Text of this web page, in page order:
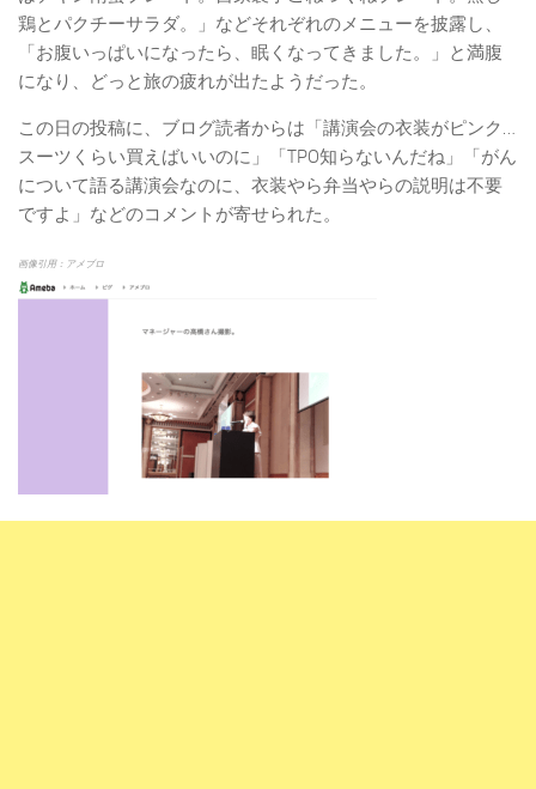
鶏とパクチーサラダ。」などそれぞれのメニューを披露し、
「お腹いっぱいになったら、眠くなってきました。」と満腹
になり、どっと旅の疲れが出たようだった。
この日の投稿に、ブログ読者からは「講演会の衣装がピンク…
スーツくらい買えばいいのに」「TPO知らないんだね」「がん
について語る講演会なのに、衣装やら弁当やらの説明は不要
ですよ」などのコメントが寄せられた。
画像引用：アメブロ